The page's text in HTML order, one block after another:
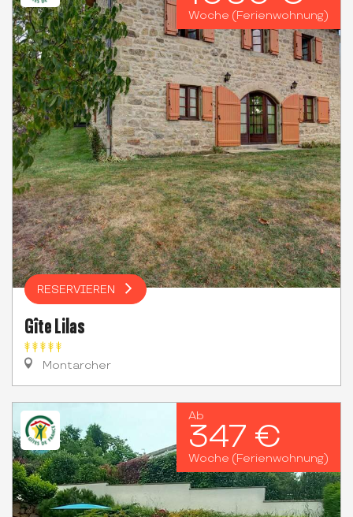
Woche (Ferienwohnung)
RESERVIEREN
Gîte Lilas
Montarcher
Ab
347 €
Woche (Ferienwohnung)